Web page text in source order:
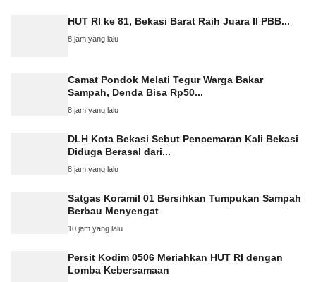
HUT RI ke 81, Bekasi Barat Raih Juara II PBB...
8 jam yang lalu
Camat Pondok Melati Tegur Warga Bakar
Sampah, Denda Bisa Rp50...
8 jam yang lalu
DLH Kota Bekasi Sebut Pencemaran Kali Bekasi
Diduga Berasal dari...
8 jam yang lalu
Satgas Koramil 01 Bersihkan Tumpukan Sampah
Berbau Menyengat
10 jam yang lalu
Persit Kodim 0506 Meriahkan HUT RI dengan
Lomba Kebersamaan